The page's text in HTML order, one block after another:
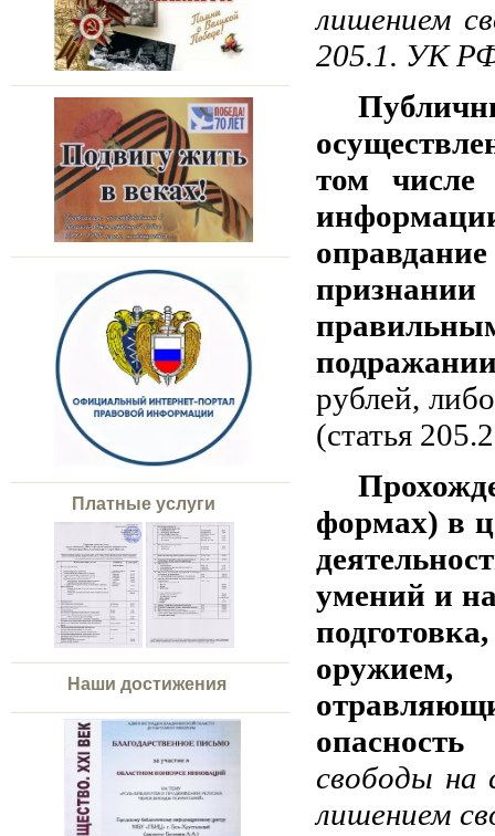
Платные услуги
Наши достижения
лишением
205.1. УК
том числе
рублей,
(статья
формах) в
умений и
свободы
лишением